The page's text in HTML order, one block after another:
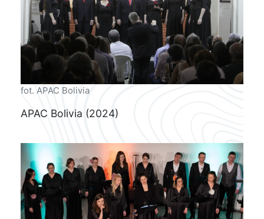
fot. APAC Bolivia
APAC Bolivia (2024)